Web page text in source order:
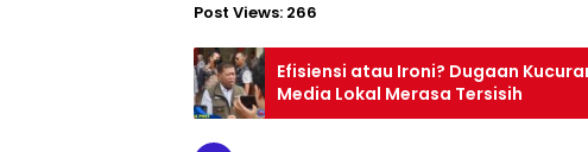
Post Views: 266
Efisiensi atau Ironi? Dugaan
Media Lokal Merasa Tersisih